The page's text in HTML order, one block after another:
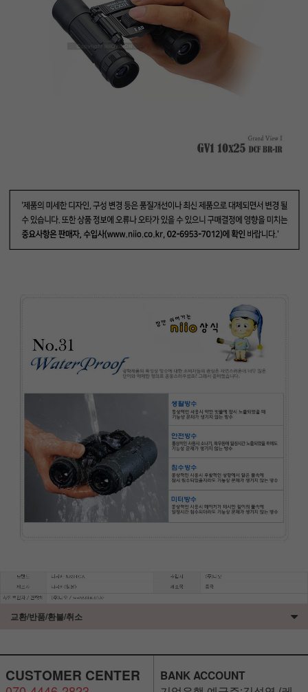
교환/반품/환불/취소
CUSTOMER CENTER BANK ACCOUNT